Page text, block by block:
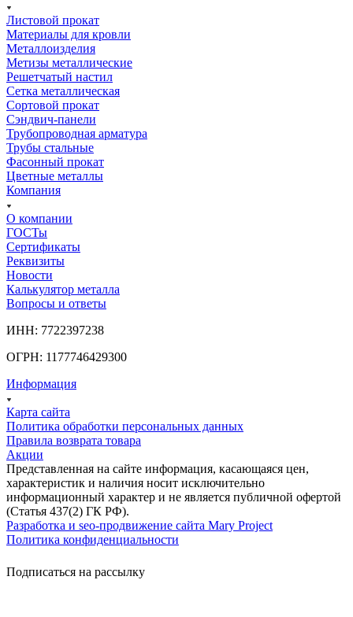
Листовой прокат
Материалы для кровли
Металлоизделия
Метизы металлические
Решетчатый настил
Сетка металлическая
Сортовой прокат
Сэндвич-панели
Трубопроводная арматура
Трубы стальные
Фасонный прокат
Цветные металлы
Компания
О компании
ГОСТы
Сертификаты
Реквизиты
Новости
Калькулятор металла
Вопросы и ответы
ИНН: 7722397238
ОГРН: 1177746429300
Информация
Карта сайта
Политика обработки персональных данных
Правила возврата товара
Акции
Представленная на сайте информация, касающаяся цен,
характеристик и наличия носит исключительно
информационный характер и не является публичной офертой
(Статья 437(2) ГК РФ).
Разработка и seo-продвижение сайта Mary Project
Политика конфиденциальности
Подписаться на рассылку